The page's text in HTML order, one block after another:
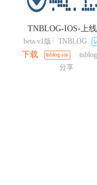
TNBLOG-IOS-上
beta-v1版 TNBLOG
下载 tnblog-ios
分享